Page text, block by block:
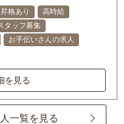
格あり
高時給
タッフ募集
お手伝いさんの求人
を見る
一覧を見る